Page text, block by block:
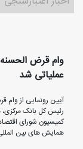
وام قرض
عملیاتی شد
آیین رونمایی از وام
رئیس کل بانک مرکزی،
کمیسیون شورای
همایش های بین